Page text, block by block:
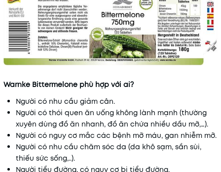
Warnke Bittermelone phù hợp với ai?
Người có nhu cầu giảm cân.
Người có thói quen ăn uống không lành mạnh (thường
xuyên dùng đồ ăn nhanh, đồ ăn chứa nhiều dầu mỡ,…).
Người có nguy cơ mắc các bệnh mỡ máu, gan nhiễm mỡ.
Người có nhu cầu chăm sóc da (da khô sạm, sần sùi,
thiếu sức sống,..).
Người tiểu đường, có nguy cơ bị tiểu đường.